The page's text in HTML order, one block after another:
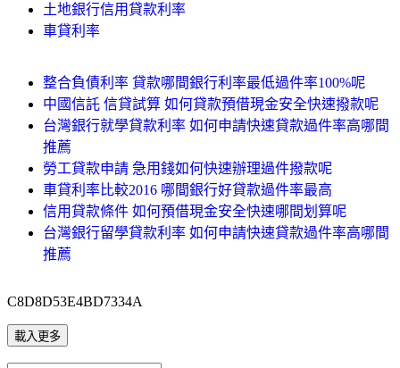
土地銀行信用貸款利率
車貸利率
整合負債利率 貸款哪間銀行利率最低過件率100%呢
中國信託 信貸試算 如何貸款預借現金安全快速撥款呢
台灣銀行就學貸款利率 如何申請快速貸款過件率高哪間
推薦
勞工貸款申請 急用錢如何快速辦理過件撥款呢
車貸利率比較2016 哪間銀行好貸款過件率最高
信用貸款條件 如何預借現金安全快速哪間划算呢
台灣銀行留學貸款利率 如何申請快速貸款過件率高哪間
推薦
C8D8D53E4BD7334A
載入更多